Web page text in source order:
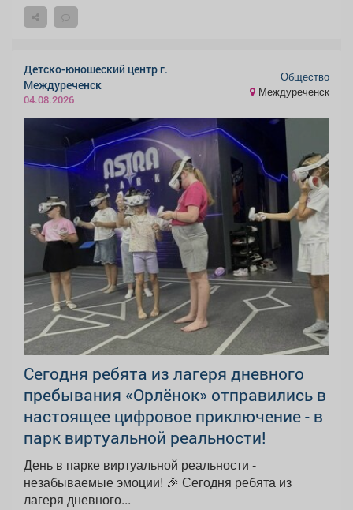
Детско-юношеский центр г.
Междуреченск
04.08.2026
Общество
Междуреченск
Сегодня ребята из лагеря дневного
пребывания «Орлёнок» отправились в
настоящее цифровое приключение - в
парк виртуальной реальности!
День в парке виртуальной реальности -
незабываемые эмоции! 🎉 Сегодня ребята из
лагеря дневного...